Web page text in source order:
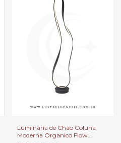
Luminária de Chão Coluna
Moderna Organico Flow